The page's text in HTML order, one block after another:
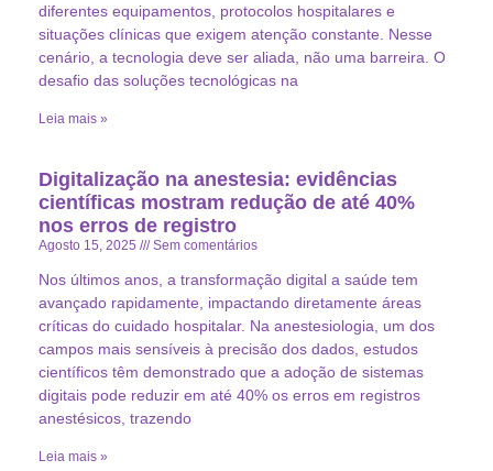
diferentes equipamentos, protocolos hospitalares e
situações clínicas que exigem atenção constante. Nesse
cenário, a tecnologia deve ser aliada, não uma barreira. O
desafio das soluções tecnológicas na
Leia mais »
Digitalização na anestesia: evidências
científicas mostram redução de até 40%
nos erros de registro
Agosto 15, 2025 Sem comentários
Nos últimos anos, a transformação digital a saúde tem
avançado rapidamente, impactando diretamente áreas
críticas do cuidado hospitalar. Na anestesiologia, um dos
campos mais sensíveis à precisão dos dados, estudos
científicos têm demonstrado que a adoção de sistemas
digitais pode reduzir em até 40% os erros em registros
anestésicos, trazendo
Leia mais »